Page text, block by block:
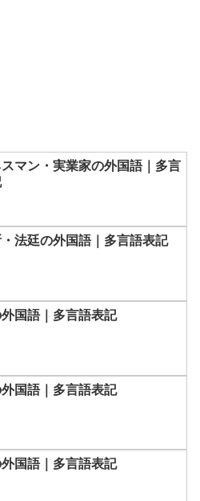
スマン・実業家の外国語｜多言
法廷の外国語｜多言語表記
国語｜多言語表記
国語｜多言語表記
国語｜多言語表記